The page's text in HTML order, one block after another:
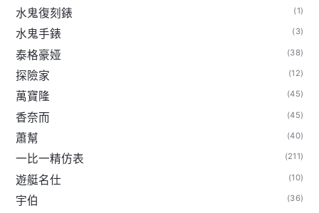
水鬼復刻錶 (1)
水鬼手錶 (3)
泰格豪娅 (38)
探險家 (12)
萬寶隆 (45)
香奈而 (45)
蕭幫 (40)
一比一精仿表 (211)
遊艇名仕 (10)
宇伯 (36)